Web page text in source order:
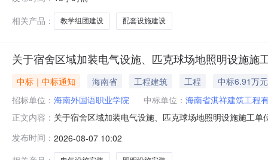
同时具
相关产品：
教学组团建设 配套设施建设
关于宿舍区域加装电气设施、匹克球场地照明设施施
中标｜中标通知 海南省 工程建筑 工程
中标6.91万元
招标单位： 海南外国语职业学院 中标单位： 海南省淇祥建筑工程
正文内容： 关于宿舍区域加装电气设施、匹克球场地照明设施施工
6.913万元(大写:陆万玖仟壹佰叁拾元整)。本公示期为1
证明材料。咨
发布时间： 2026-08-07 10:02